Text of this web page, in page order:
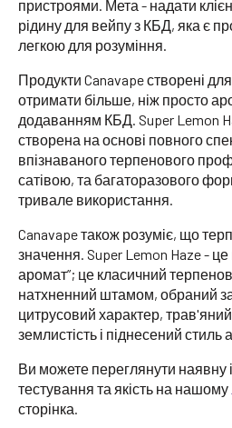
пристроями. Мета - надати
рідину для вейпу з КБД, яка є
легкою для розуміння.
Продукти Canavape створені для
отримати більше, ніж просто
додаванням КБД. Super Lemon
створена на основі повного
впізнаваного терпенового
сатівою, та багаторазового
тривале використання.
Canavape також розуміє, що
значення. Super Lemon Haze -
аромат”; це класичний
натхненний штамом, обраний
цитрусовий характер,
землистість і піднесений стиль
Ви можете переглянути
тестування та якість на нашому
сторінка.